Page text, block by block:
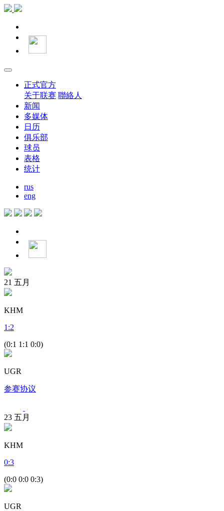
正式官方
关于联赛 聯絡人
新闻
多媒体
日历
俱乐部
球员
表格
统计
rus
eng
21 五月
KHM
1 :2
(0:1 1:1 0:0)
UGR
参赛协议
23 五月
KHM
0:3
(0:0 0:0 0:3)
UGR